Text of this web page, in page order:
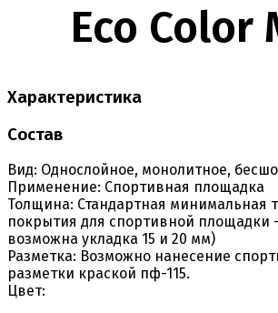
Eco Color
Характеристика
Состав
Вид: Однослойное, монолитное,
Применение: Спортивная площадка
Толщина: Стандартная минимальная
покрытия для спортивной площадки
возможна укладка 15 и 20 мм)
Разметка: Возможно нанесение
разметки краской пф-115.
Цвет: